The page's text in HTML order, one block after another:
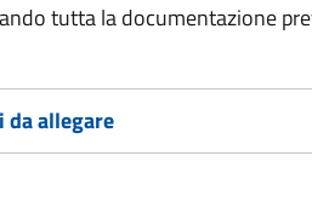
tutta la documentazione
da allegare